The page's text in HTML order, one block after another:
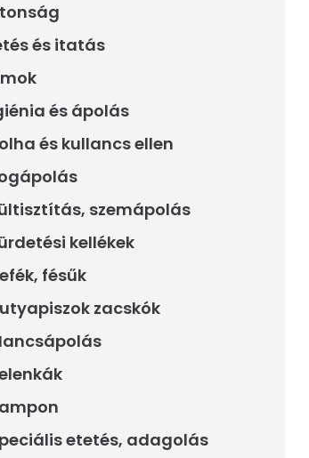
és itatás
és ápolás
és kullancs ellen
szemápolás
kellékek
fésűk
zacskók
etetés, adagolás
és itatás
és ápolás
és kullancs ellen
szemápolás
kellékek
fésűk
zacskók
etetés, adagolás